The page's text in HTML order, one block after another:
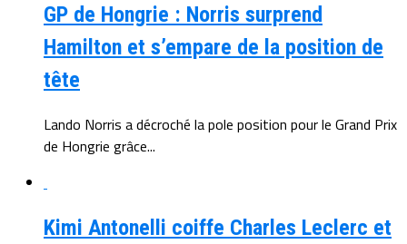
GP de Hongrie : Norris surprend
Hamilton et s’empare de la position de
tête
Lando Norris a décroché la pole position pour le Grand Prix
de Hongrie grâce...
Kimi Antonelli coiffe Charles Leclerc et